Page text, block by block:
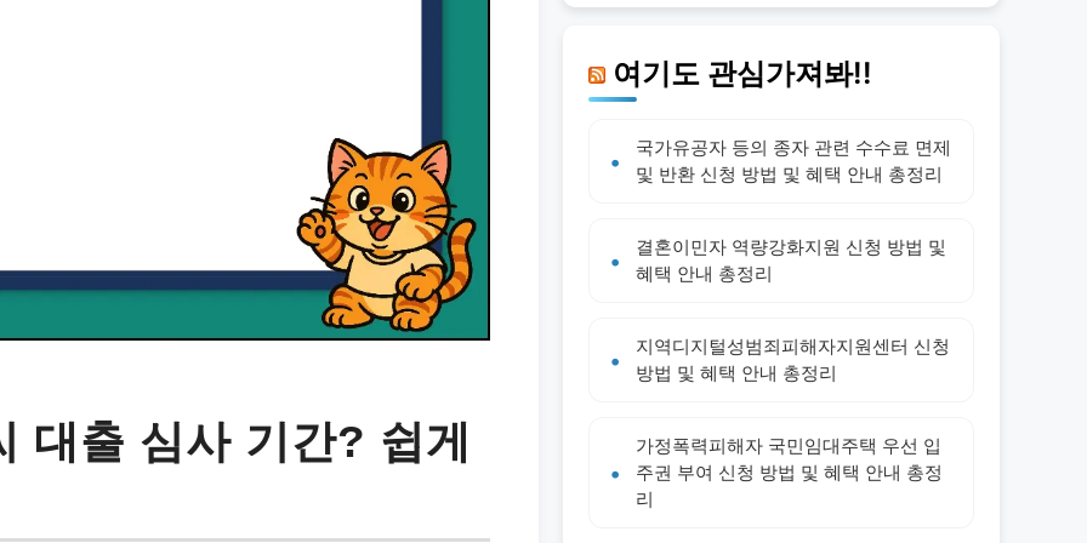
대출 심사 기간? 쉽게
여기도 관심가져봐!!
국가유공자 등의 종자 관련 수수료 면제
및 반환 신청 방법 및 혜택 안내 총정리
결혼이민자 역량강화지원 신청 방법 및
혜택 안내 총정리
지역디지털성범죄피해자지원센터 신청
방법 및 혜택 안내 총정리
가정폭력피해자 국민임대주택 우선 입
주권 부여 신청 방법 및 혜택 안내 총정
리